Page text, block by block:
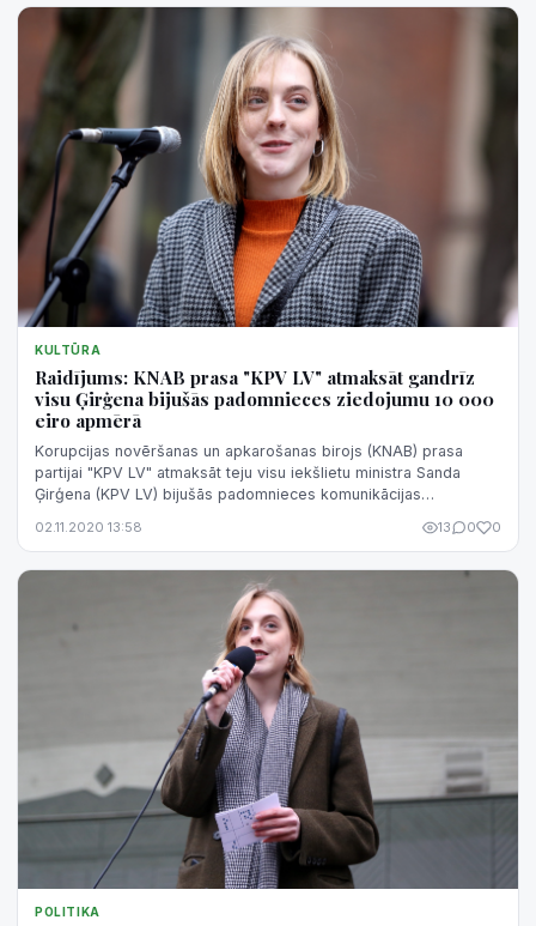
KULTŪRA
Raidījums: KNAB prasa "KPV LV" atmaksāt gandrīz
visu Ģirģena bijušās padomnieces ziedojumu 10 000
eiro apmērā
Korupcijas novēršanas un apkarošanas birojs (KNAB) prasa
partijai "KPV LV" atmaksāt teju visu iekšlietu ministra Sanda
Ģirģena (KPV LV) bijušās padomnieces komunikācijas
02.11.2020 13:58 13 0 0
POLITIKA